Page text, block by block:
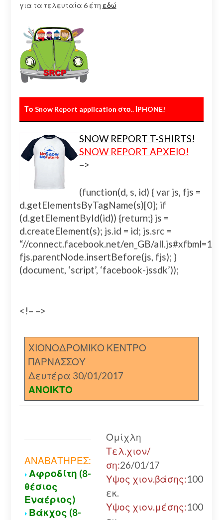
για τα τελευταία 6 έτη εδώ
Το Snow Report application στο.. ΙPHONE!
SNOW REPORT T-SHIRTS!
SNOW REPORT ΑΡΧΕΙΟ!
–>
(function(d, s, id) { var js, fjs =
d.getElementsByTagName(s)[0]; if
(d.getElementById(id)) {return;} js =
d.createElement(s); js.id = id; js.src =
“//connect.facebook.net/en_GB/
fjs.parentNode.insertBefore(js, fjs); }
(document, ‘script’, ‘facebook-jssdk’));
<!– –>
ΧΙΟΝΟΔΡΟΜΙΚΟ ΚΕΝΤΡΟ
ΠΑΡΝΑΣΣΟΥ
Δευτέρα 30/01/2017
ΑΝΟΙΚΤΟ
ΑΝΑΒΑΤΗΡΕΣ:
Αφροδίτη (8-
θέσιος
Εναέριος)
Βάκχος (8-
Ομίχλη
Τελ.χιον/
ση:26/01/17
Υψος χιον.βάσης:100
εκ.
Υψος χιον.μέσης:100